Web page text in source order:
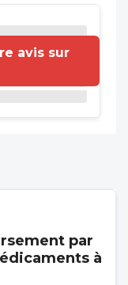
avis sur
par
à